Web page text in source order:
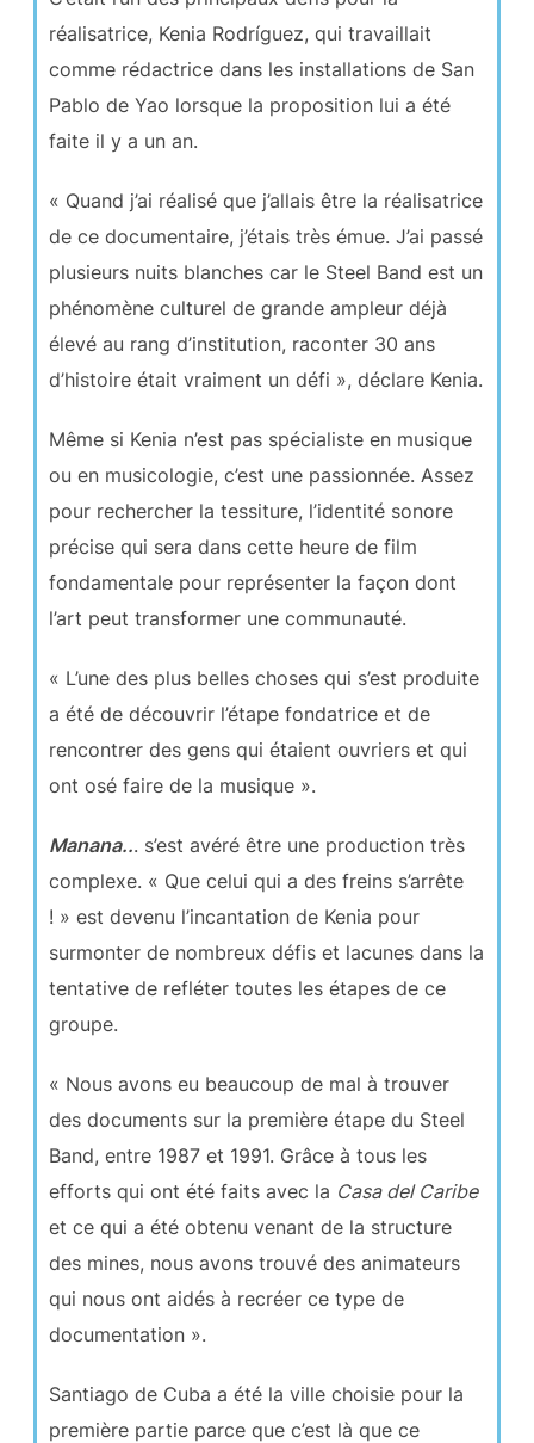
réalisatrice, Kenia Rodríguez, qui travaillait
comme rédactrice dans les installations de San
Pablo de Yao lorsque la proposition lui a été
faite il y a un an.
« Quand j’ai réalisé que j’allais être la réalisatrice
de ce documentaire, j’étais très émue. J’ai passé
plusieurs nuits blanches car le Steel Band est un
phénomène culturel de grande ampleur déjà
élevé au rang d’institution, raconter 30 ans
d’histoire était vraiment un défi », déclare Kenia.
Même si Kenia n’est pas spécialiste en musique
ou en musicologie, c’est une passionnée. Assez
pour rechercher la tessiture, l’identité sonore
précise qui sera dans cette heure de film
fondamentale pour représenter la façon dont
l’art peut transformer une communauté.
« L’une des plus belles choses qui s’est produite
a été de découvrir l’étape fondatrice et de
rencontrer des gens qui étaient ouvriers et qui
ont osé faire de la musique ».
Manana... s’est avéré être une production très
complexe. « Que celui qui a des freins s’arrête
! » est devenu l’incantation de Kenia pour
surmonter de nombreux défis et lacunes dans la
tentative de refléter toutes les étapes de ce
groupe.
« Nous avons eu beaucoup de mal à trouver
des documents sur la première étape du Steel
Band, entre 1987 et 1991. Grâce à tous les
efforts qui ont été faits avec la Casa del Caribe
et ce qui a été obtenu venant de la structure
des mines, nous avons trouvé des animateurs
qui nous ont aidés à recréer ce type de
documentation ».
Santiago de Cuba a été la ville choisie pour la
première partie parce que c’est là que ce